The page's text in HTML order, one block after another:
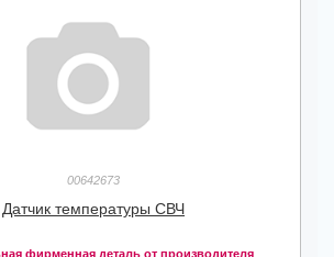
00642673
Датчик температуры СВЧ
фирменная деталь от производителя